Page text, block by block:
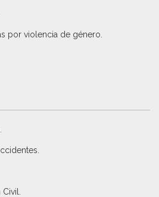
por violencia de género